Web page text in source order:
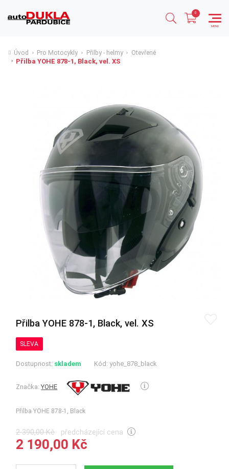
Úvod Pro Motocykly Přilby - helmy Otevřené
Přilba YOHE 878-1, Black, vel. XS
Přilba YOHE 878-1, Black, vel. XS
SLEVA
Dostupnost: skladem Kód: yohe_878_black
Značka:YOHE
Přilba YOHE 878-1, Black
2 390,00 Kč předcházející cena
2 190,00 Kč